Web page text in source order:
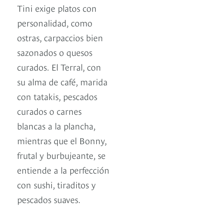
Tini exige platos con
personalidad, como
ostras, carpaccios bien
sazonados o quesos
curados. El Terral, con
su alma de café, marida
con tatakis, pescados
curados o carnes
blancas a la plancha,
mientras que el Bonny,
frutal y burbujeante, se
entiende a la perfección
con sushi, tiraditos y
pescados suaves.